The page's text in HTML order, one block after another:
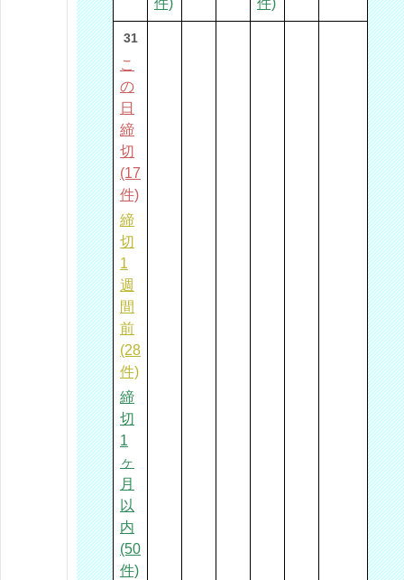
件)
件)
31
こ
の
日
締
切
(17
件)
締
切
1
週
間
前
(28
件)
締
切
1
ヶ
月
以
内
(50
件)